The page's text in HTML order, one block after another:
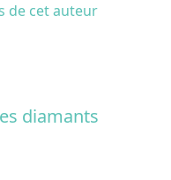
de cet auteur
diamants